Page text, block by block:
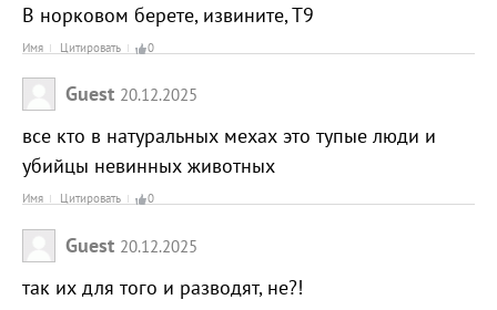
В норковом берете, извините, Т9
Имя Цитировать 0
Guest 20.12.2025
все кто в натуральных мехах это тупые люди и
убийцы невинных животных
Имя Цитировать 0
Guest 20.12.2025
так их для того и разводят, не?!